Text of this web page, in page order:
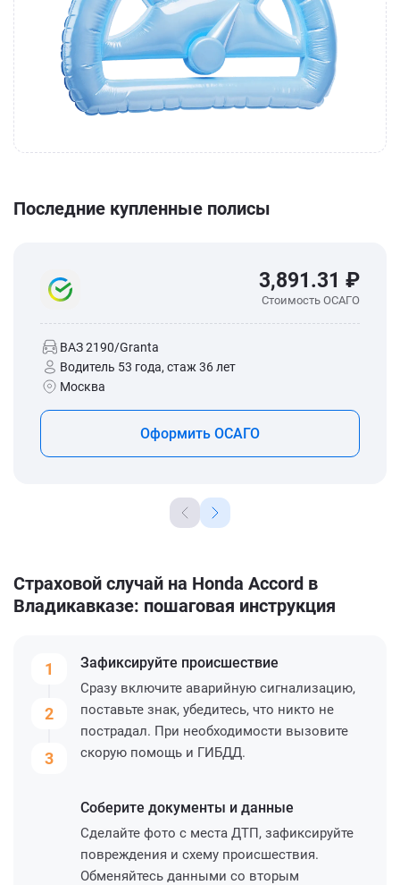
Последние купленные полисы
3,891.31 ₽
Стоимость ОСАГО
ВАЗ 2190/Granta
Водитель 53 года, стаж 36 лет
Москва
Оформить ОСАГО
Страховой случай на Honda Accord в
Владикавказе: пошаговая инструкция
1
2
3
Зафиксируйте происшествие
Сразу включите аварийную сигнализацию,
поставьте знак, убедитесь, что никто не
пострадал. При необходимости вызовите
скорую помощь и ГИБДД.
Соберите документы и данные
Сделайте фото с места ДТП, зафиксируйте
повреждения и схему происшествия.
Обменяйтесь данными со вторым